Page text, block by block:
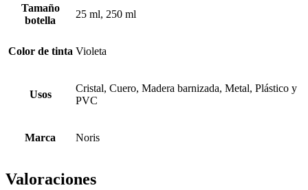
Tamaño
botella
25 ml, 250 ml
Color de tinta Violeta
Usos
Cristal, Cuero, Madera barnizada, Metal, Plástico y
PVC
Marca Noris
Valoraciones